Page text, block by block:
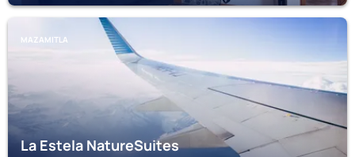
MAZAMITLA
La Estela NatureSuites